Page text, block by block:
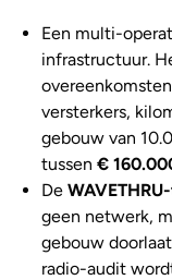
Een multi-
infrastructuur.
versterkers,
gebouw van
tussen€
De
geen netwerk,
gebouw
radio-audit